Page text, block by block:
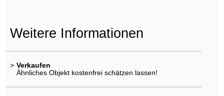
Weitere Informationen
> Verkaufen
Ähnliches Objekt kostenfrei schätzen lassen!